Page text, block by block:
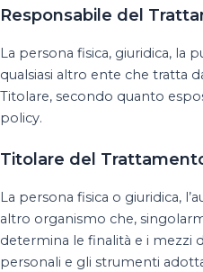
Responsabile del
La persona fisica, giuridica, la
qualsiasi altro ente che tratta
Titolare, secondo quanto
policy.
Titolare del
La persona fisica o giuridica,
altro organismo che,
determina le finalità e i mezzi
personali e gli strumenti